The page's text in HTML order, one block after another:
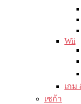
Wii
เกม
เซก้า